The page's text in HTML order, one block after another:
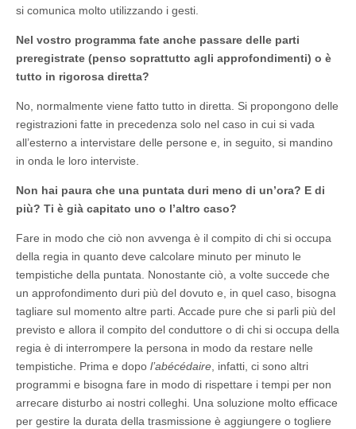
si comunica molto utilizzando i gesti.
Nel vostro programma fate anche passare delle parti
preregistrate (penso soprattutto agli approfondimenti) o è
tutto in rigorosa diretta?
No, normalmente viene fatto tutto in diretta. Si propongono delle
registrazioni fatte in precedenza solo nel caso in cui si vada
all’esterno a intervistare delle persone e, in seguito, si mandino
in onda le loro interviste.
Non hai paura che una puntata duri meno di un’ora? E di
più? Ti è già capitato uno o l’altro caso?
Fare in modo che ciò non avvenga è il compito di chi si occupa
della regia in quanto deve calcolare minuto per minuto le
tempistiche della puntata. Nonostante ciò, a volte succede che
un approfondimento duri più del dovuto e, in quel caso, bisogna
tagliare sul momento altre parti. Accade pure che si parli più del
previsto e allora il compito del conduttore o di chi si occupa della
regia è di interrompere la persona in modo da restare nelle
tempistiche. Prima e dopo l’abécédaire, infatti, ci sono altri
programmi e bisogna fare in modo di rispettare i tempi per non
arrecare disturbo ai nostri colleghi. Una soluzione molto efficace
per gestire la durata della trasmissione è aggiungere o togliere